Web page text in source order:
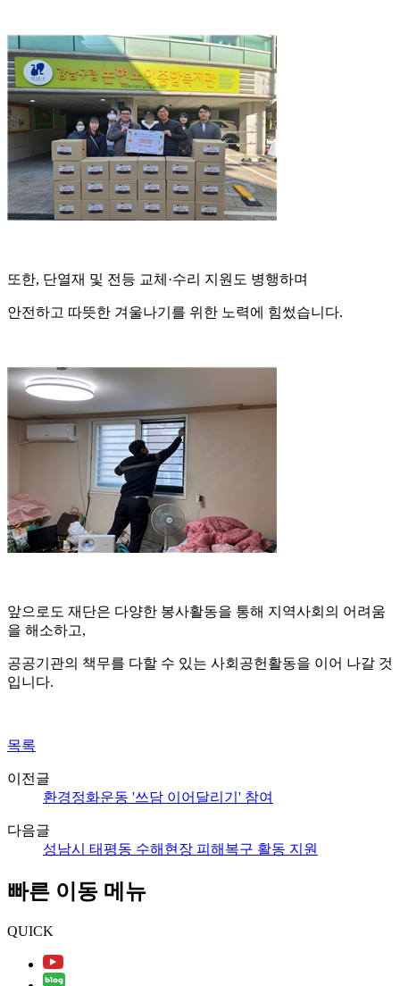
또한, 단열재 및 전등 교체 ·수리 지원도 병행하며
안전하고 따뜻한 겨울나기를 위한 노력에 힘썼습니다.
앞으로도 재단은 다양한 봉사활동을 통해 지역사회의 어려움
을 해소하고,
공공기관의 책무를 다할 수 있는 사회공헌활동을 이어 나갈 것
입니다.
목록
이전글
환경정화운동 '쓰담 이어달리기' 참여
다음글
성남시 태평동 수해현장 피해복구 활동 지원
빠른 이동 메뉴
QUICK